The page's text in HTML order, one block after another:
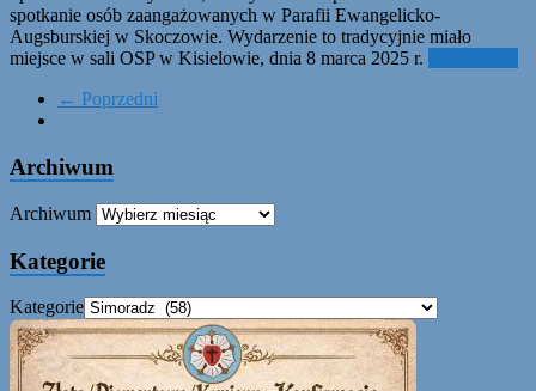
spotkanie osób zaangażowanych w Parafii Ewangelicko-
Augsburskiej w Skoczowie. Wydarzenie to tradycyjnie miało
miejsce w sali OSP w Kisielowie, dnia 8 marca 2025 r.
← Poprzedni
Archiwum
Archiwum
Kategorie
Kategorie